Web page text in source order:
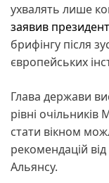
ухвалять лише
заявив президент
брифінгу після
європейських
Глава держави
рівні
стати вікном
рекомендацій
Альянсу.